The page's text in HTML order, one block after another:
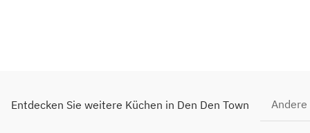
Entdecken Sie weitere Küchen in Den Den Town